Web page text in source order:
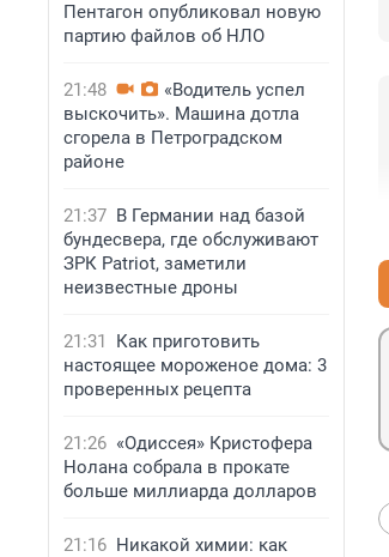
Пентагон опубликовал новую
партию файлов об НЛО
21:48
«Водитель успел
выскочить». Машина дотла
сгорела в Петроградском
районе
21:37 В Германии над базой
бундесвера, где обслуживают
ЗРК Patriot, заметили
неизвестные дроны
21:31
Как приготовить
настоящее мороженое дома: 3
проверенных рецепта
21:26 «Одиссея» Кристофера
Нолана собрала в прокате
больше миллиарда долларов
21:16 Никакой химии: как